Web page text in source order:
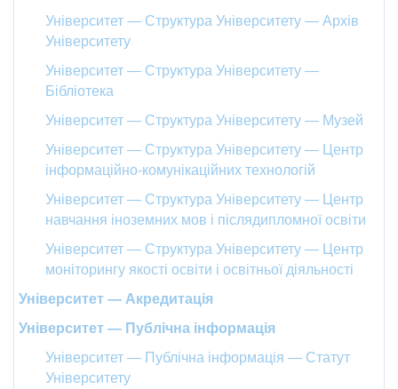
Університет — Структура Університету — Архів
Університету
Університет — Структура Університету —
Бібліотека
Університет — Структура Університету — Музей
Університет — Структура Університету — Центр
інформаційно-комунікаційних технологій
Університет — Структура Університету — Центр
навчання іноземних мов і післядипломної освіти
Університет — Структура Університету — Центр
моніторингу якості освіти і освітньої діяльності
Університет — Акредитація
Університет — Публічна інформація
Університет — Публічна інформація — Статут
Університету